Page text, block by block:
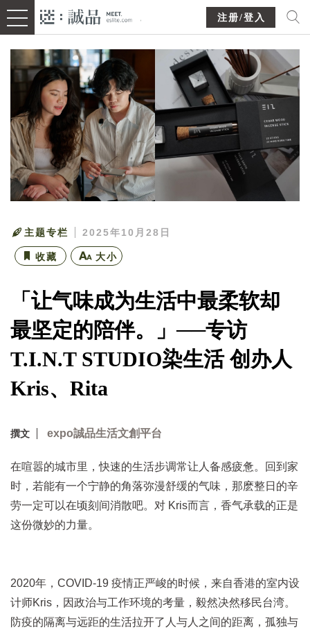
注册/登入
主题专栏 2025年10月28日
收藏 大小
「让气味成为生活中最柔软却
最坚定的陪伴。」──专访
T.I.N.T STUDIO染生活 创办人
Kris、Rita
撰文 expo誠品生活文創平台
在喧嚣的城市里，快速的生活步调常让人备感疲惫。回到家
时，若能有一个宁静的角落弥漫舒缓的气味，那麽整日的辛
劳一定可以在顷刻间消散吧。对 Kris而言，香气承载的正是
这份微妙的力量。
2020年，COVID-19 疫情正严峻的时候，来自香港的室内设
计师Kris，因政治与工作环境的考量，毅然决然移民台湾。
防疫的隔离与远距的生活拉开了人与人之间的距离，孤独与